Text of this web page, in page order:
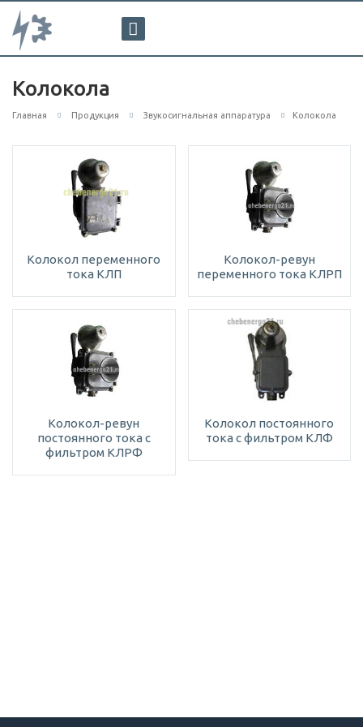
Колокола
Главная Продукция Звукосигнальная аппаратура Колокола
Колокол переменного
тока КЛП
Колокол-ревун
переменного тока КЛРП
Колокол-ревун
постоянного тока с
фильтром КЛРФ
Колокол постоянного
тока с фильтром КЛФ